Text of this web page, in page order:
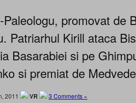
Paleologu, promovat de
Patriarhul Kirill ataca
Basarabiei si pe
si premiat de
2011 VR
3 Comments »